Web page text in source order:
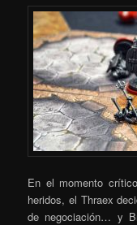
En el momento
heridos, el Thraex
de negociación… y